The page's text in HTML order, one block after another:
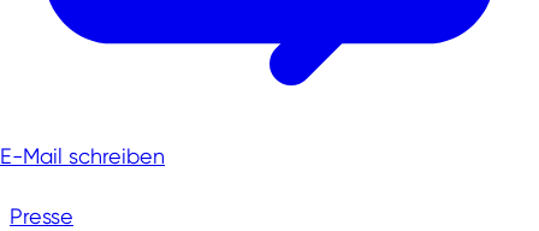
Presse
E-Mail schreiben